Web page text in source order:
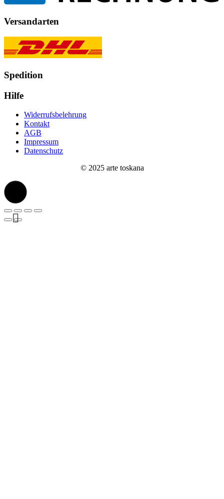
Versandarten
Spedition
Hilfe
Widerrufsbelehrung
Kontakt
AGB
Impressum
Datenschutz
© 2025 arte toskana